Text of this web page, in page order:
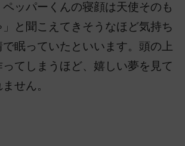
ッパーくんの寝顔は天使そのも
と聞こえてきそうなほど気持ち
で眠っていたといいます。頭の上
てしまうほど、嬉しい夢を見て
せん。